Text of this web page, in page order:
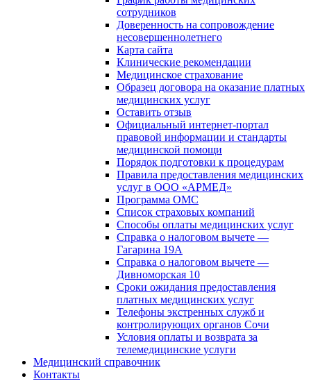
сотрудников
Доверенность на сопровождение
несовершеннолетнего
Карта сайта
Клинические рекомендации
Медицинское страхование
Образец договора на оказание платных
медицинских услуг
Оставить отзыв
Официальный интернет-портал
правовой информации и стандарты
медицинской помощи
Порядок подготовки к процедурам
Правила предоставления медицинских
услуг в ООО «АРМЕД»
Программа ОМС
Список страховых компаний
Способы оплаты медицинских услуг
Справка о налоговом вычете —
Гагарина 19А
Справка о налоговом вычете —
Дивноморская 10
Сроки ожидания предоставления
платных медицинских услуг
Телефоны экстренных служб и
контролирующих органов Сочи
Условия оплаты и возврата за
телемедицинские услуги
Медицинский справочник
Контакты